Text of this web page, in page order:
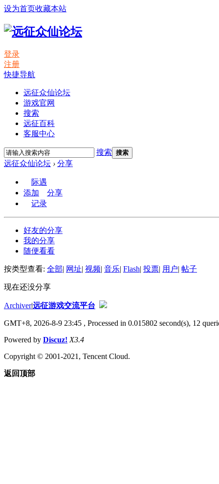
设为首页收藏本站
登录
注册
快捷导航
远征众仙论坛
游戏官网
搜索
远征百科
客服中心
搜索 搜索
远征众仙论坛 › 分享
际遇
添加
分享
记录
好友的分享
我的分享
随便看看
按类型查看: 全部| 网址| 视频| 音乐| Flash| 投票| 用户| 帖子
现在还没分享
Archiver|远征游戏交流平台
GMT+8, 2026-8-9 23:45 , Processed in 0.015802 second(s), 12
Powered by Discuz! X3.4
Copyright © 2001-2021, Tencent Cloud.
返回顶部